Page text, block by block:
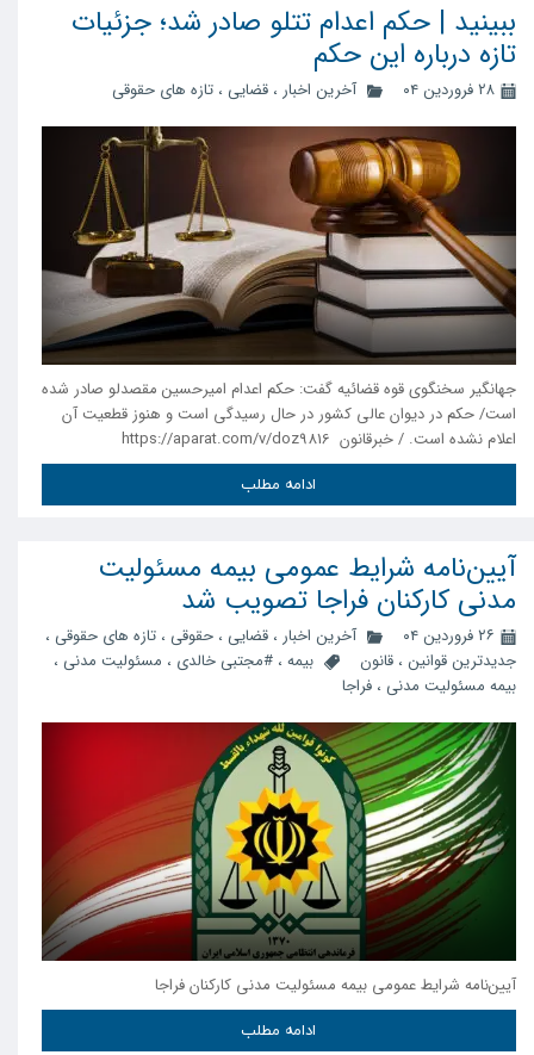
ببینید | حکم اعدام تتلو صادر شد؛ جزئیات
تازه درباره این حکم
۲۸ فروردین ۰۴ آخرین اخبار ، قضایی ، تازه های حقوقی
جهانگیر سخنگوی قوه قضائیه گفت: حکم اعدام امیرحسین مقصدلو صادر شده
است/ حکم در دیوان عالی کشور در حال رسیدگی است و هنوز قطعیت آن
اعلام نشده است. / خبرقانون https://aparat.com/v/doz9816
ادامه مطلب
آیین‌نامه شرایط عمومی بیمه مسئولیت
مدنی کارکنان فراجا تصویب شد
۲۶ فروردین ۰۴ آخرین اخبار ، قضایی ، حقوقی ، تازه های حقوقی ،
جدیدترین قوانین ، قانون بیمه ، #مجتبی خالدی ، مسئولیت مدنی ،
بیمه مسئولیت مدنی ، فراجا
آیین‌نامه شرایط عمومی بیمه مسئولیت مدنی کارکنان فراجا
ادامه مطلب